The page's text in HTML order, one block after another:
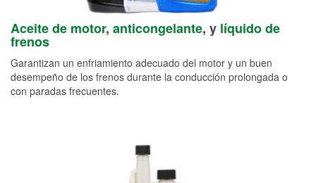
Aceite de motor, anticongelante, y líquido de
frenos
Garantizan un enfriamiento adecuado del motor y un buen
desempeño de los frenos durante la conducción prolongada o
con paradas frecuentes.